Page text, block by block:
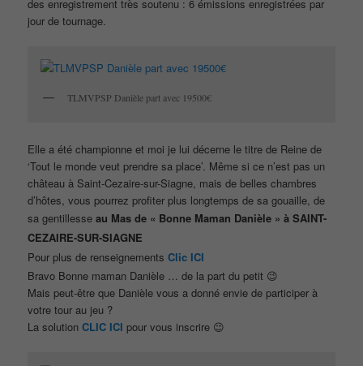
des enregistrement très soutenu : 6 émissions enregistrées par
jour de tournage.
TLMVPSP Danièle part avec 19500€
Elle a été championne et moi je lui décerne le titre de Reine de
‘Tout le monde veut prendre sa place’. Même si ce n’est pas un
château à Saint-Cezaire-sur-Siagne, mais de belles chambres
d’hôtes, vous pourrez profiter plus longtemps de sa gouaille, de
sa gentillesseau Mas de « Bonne Maman Danièle » à SAINT-
CEZAIRE-SUR-SIAGNE
Pour plus de renseignementsClic ICI
Bravo Bonne maman Danièle … de la part du petit 😉
Mais peut-être que Danièle vous a donné envie de participer à
votre tour au jeu ?
La solutionCLIC ICI pour vous inscrire 😉